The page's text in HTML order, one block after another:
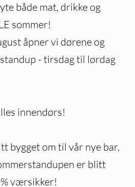
både mat, drikke og
sommer!
åpner vi dørene og
- tirsdag til lørdag
innendørs!
bygget om til vår nye bar,
er blitt
værsikker!